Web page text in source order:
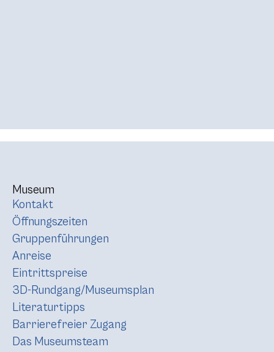
Museum
Kontakt
Öffnungszeiten
Gruppenführungen
Anreise
Eintrittspreise
3D-Rundgang/Museumsplan
Literaturtipps
Barrierefreier Zugang
Das Museumsteam